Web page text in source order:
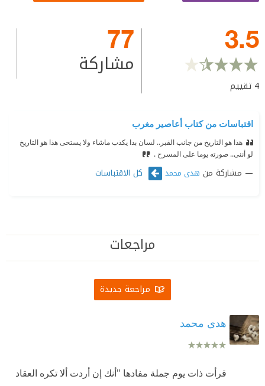
3.5
4 تقييم
77
مشاركة
اقتباسات من كتاب أعاصير مغرب
هذا هو التاريخ من جانب القبر.. لسان بدا يكذب ماشاء ولا يستحىهذا هو التاريخ
لو أننى.. صورته يوما على المسرح .
مشاركة من هدى محمد كل الاقتباسات
مراجعات
مراجعة جديدة
هدى محمد
قرأت ذات يوم جملة مفادها "أنك إن أردت ألا تكره العقاد